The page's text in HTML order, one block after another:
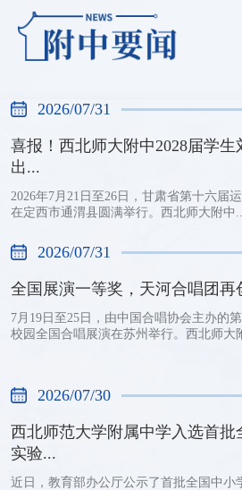
全国展演一等奖，天河合
2026/07/31
2026/07/31
喜报！西北师大附中2028届学
出...
2026年7月21日至26日，甘肃省第十六届
在定西市通渭县圆满举行。西北师大附中
2026/07/31
全国展演一等奖，天河合唱团再
7月19日至25日，由中国合唱协会主办的
校园全国合唱展演在苏州举行。西北师大
2026/07/30
西北师范大学附属中学入选首批
实验...
近日，教育部办公厅公示了首批全国中小